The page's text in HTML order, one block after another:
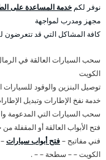
نوفر لكمخدمة المساعدة على
مجهز ومدرب لمواجهة
كافة المشاكل التي قد تتعرضون
سحب السيارات العالقة في
الكويت
توصيل البنزين والوقود
خدمة نفخ الإطارات وتبديل
سحب السيارات التي المدعومة
فتح الأبواب العالقة أو
فني مفاتيح –فتح أبواب سيارات–
الكويت – – سطحة – – .